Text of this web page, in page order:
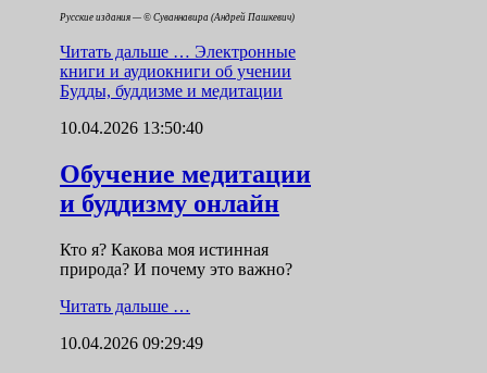
Русские издания — © Суваннавира (Андрей Пашкевич)
Читать дальше … Электронные
книги и аудиокниги об учении
Будды, буддизме и медитации
10.04.2026 13:50:40
Обучение медитации
и буддизму онлайн
Кто я? Какова моя истинная
природа? И почему это важно?
Читать дальше …
10.04.2026 09:29:49